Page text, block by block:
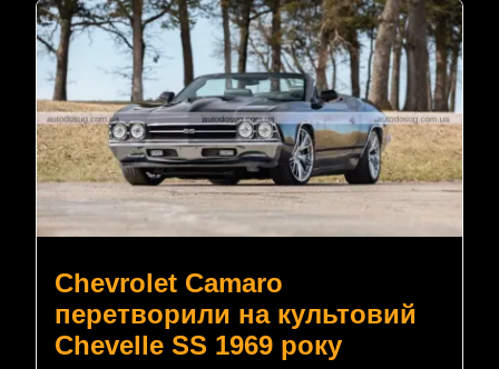
Chevrolet Camaro
перетворили на культовий
Chevelle SS 1969 року